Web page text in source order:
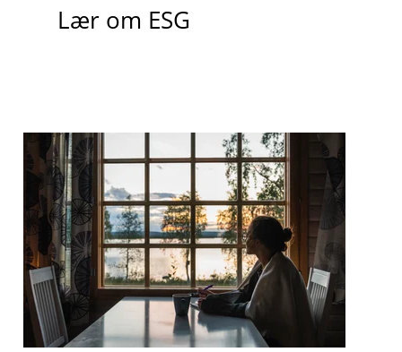
Lær om ESG